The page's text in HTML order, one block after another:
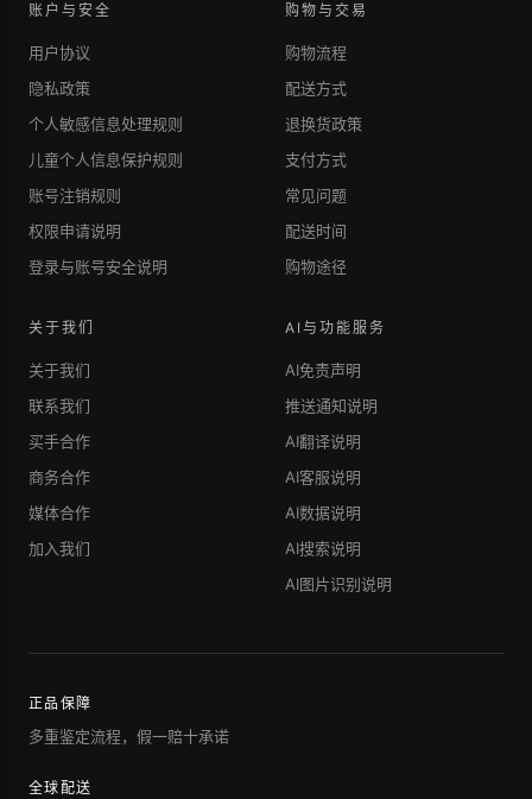
账户与安全
用户协议
隐私政策
个人敏感信息处理规则
儿童个人信息保护规则
账号注销规则
权限申请说明
登录与账号安全说明
购物与交易
购物流程
配送方式
退换货政策
支付方式
常见问题
配送时间
购物途径
关于我们
关于我们
联系我们
买手合作
商务合作
媒体合作
加入我们
AI与功能服务
AI免责声明
推送通知说明
AI翻译说明
AI客服说明
AI数据说明
AI搜索说明
AI图片识别说明
正品保障
多重鉴定流程，假一赔十承诺
全球配送